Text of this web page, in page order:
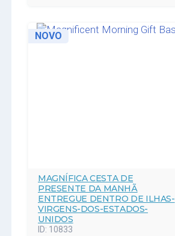
NOVO
MAGNÍFICA CESTA DE
PRESENTE DA MANHÃ
ENTREGUE DENTRO DE ILHAS-
VIRGENS-DOS-ESTADOS-
UNIDOS
ID: 10833